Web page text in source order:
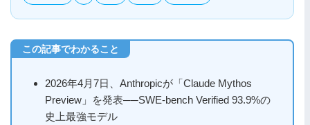
2026年4月7日、Anthropicが「Claude Mythos
Preview」を発表──SWE-bench Verified 93.9%の
史上最強モデル